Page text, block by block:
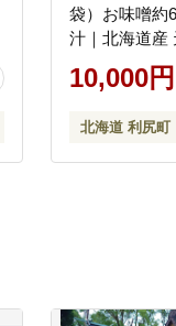
袋）お味噌約
汁｜北海道産
藻 昆布 出汁 お鍋 煮物 和食
煮物 乾物 利
10,000円
北海道 利尻町